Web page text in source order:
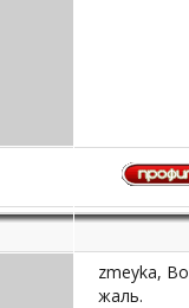
zmeyka,
жаль.